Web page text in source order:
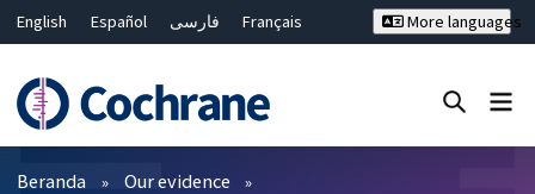
English Español فارسی
Français
Bahasa Malaysia
ไทย
繁體中文
简体中文
More languages
Filter
Beranda Our evidence